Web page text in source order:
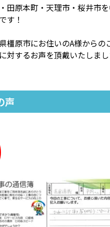
田原本町・天理市・桜井市
す！
橿原市にお住いのA様からの
対するお声を頂戴いたしま
声